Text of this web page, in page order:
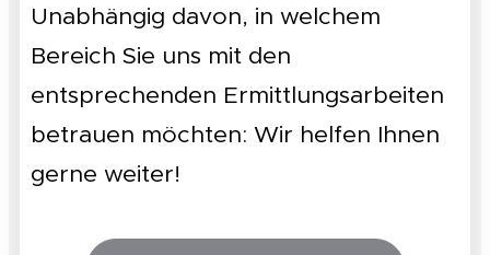
Unabhängig davon, in welchem
Bereich Sie uns mit den
entsprechenden Ermittlungsarbeiten
betrauen möchten: Wir helfen Ihnen
gerne weiter!